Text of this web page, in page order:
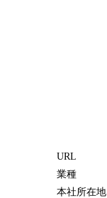
URL
業種
本社所在地